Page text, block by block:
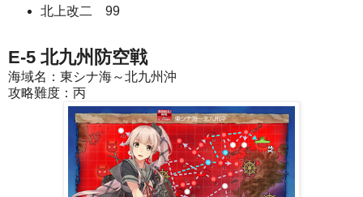
北上改二 99
E-5 北九州防空戦
海域名：東シナ海～北九州沖
攻略難度：丙